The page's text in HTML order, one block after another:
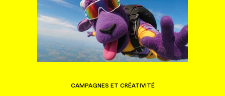
CAMPAGNES ET CRÉATIVITÉ